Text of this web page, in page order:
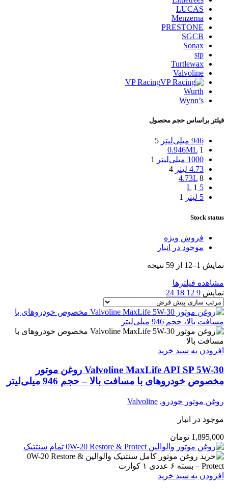
LUCAS
Menzerna
PRESTONE
SGCB
Sonax
stp
Turtlewax
Valvoline
VP Racing
Wurth
Wynn’s
فیلتر براساس حجم محصول
946 میلی‌لیتر
5
0.946ML 1
1000 میلی‌لیتر
1
4.73 لیتر
4
4.73L 8
5 L
1
5 لیتر
1
Stock status
فروش ویژه
موجود در انبار
نمایش 1–12 از 59 نتیجه
مشاهده فیلترها
نمایش 9
12
18
24
افزودن به سبد خرید
Valvoline MaxLife API SP 5W-30 روغن موتور
مخصوص خودروهای با مسافت بالا – حجم 946 میلی‌لیتر
روغن موتور خودرو,
Valvoline
موجود در انبار
1,895,000 تومان
افزودن به سبد خرید